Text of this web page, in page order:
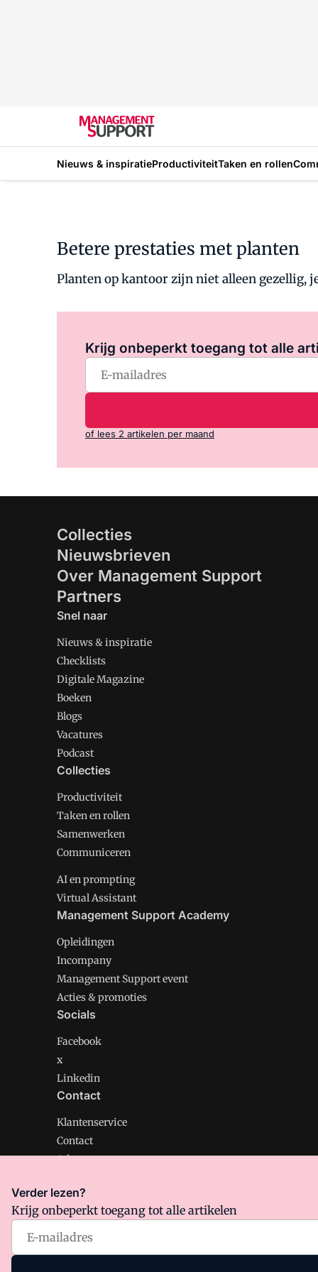
Nieuws & inspiratieProductiviteitTaken en rollen
Betere prestaties met planten
Planten op kantoor zijn niet alleen gezellig,
Krijg onbeperkt toegang tot alle
of lees 2 artikelen per maand
Collecties
Nieuwsbrieven
Over Management Support
Partners
Snel naar
Nieuws & inspiratie
Checklists
Digitale Magazine
Boeken
Blogs
Vacatures
Podcast
Collecties
Productiviteit
Taken en rollen
Samenwerken
Communiceren
AI en prompting
Virtual Assistant
Management Support Academy
Opleidingen
Incompany
Management Support event
Acties & promoties
Socials
Facebook
x
Linkedin
Contact
Klantenservice
Contact
Adverteren
Management Support is onderdeel van VMN media.
Algemene Voorwaarden
Verder lezen?
Krijg onbeperkt toegang tot alle artikelen